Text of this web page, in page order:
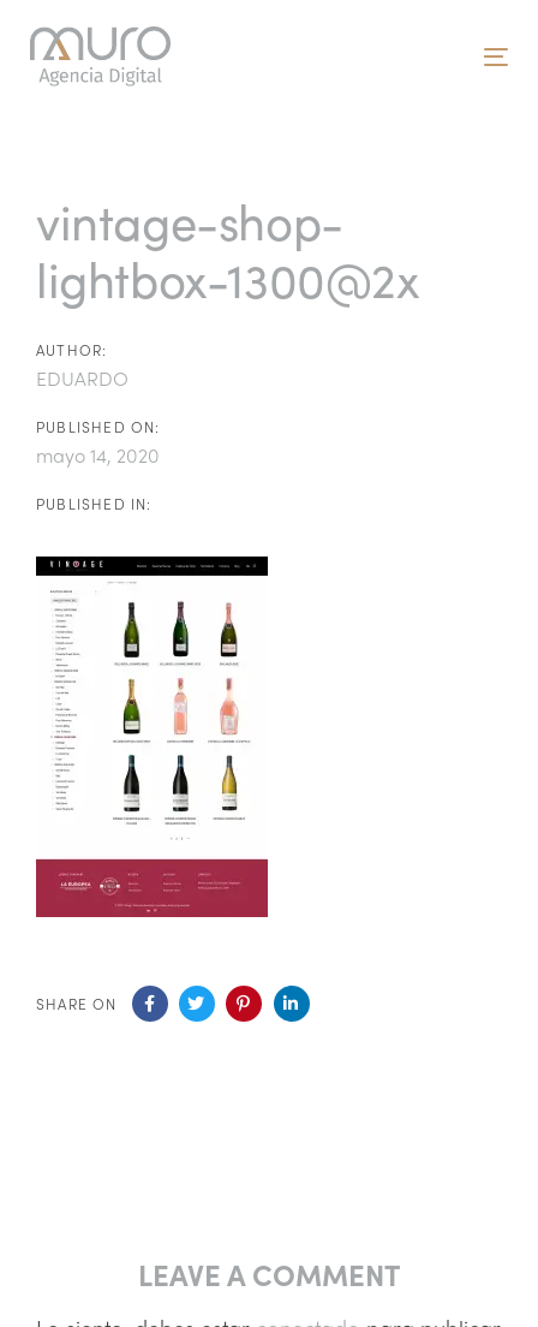
links
primary
contentvintage-shop-
lightbox-1300@2x
AUTHOR:
EDUARDO
PUBLISHED ON:
mayo 14, 2020
PUBLISHED IN:
SHARE ON
navigation
LEAVE A COMMENT